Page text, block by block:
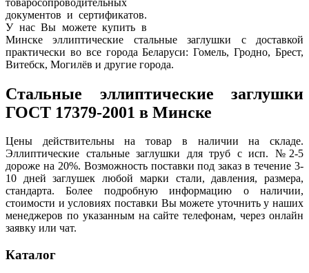
документов и сертификатов.
У нас Вы можете купить в
Минске эллиптические стальные заглушки с доставкой
практически во все города Беларуси: Гомель, Гродно, Брест,
Витебск, Могилёв и другие города.
Стальные эллиптические заглушки
ГОСТ 17379-2001 в Минске
Цены действительны на товар в наличии на складе.
Эллиптические стальные заглушки для труб с исп. №2-5
дороже на 20%. Возможность поставки под заказ в течение 3-
10 дней заглушек любой марки стали, давления, размера,
стандарта. Более подробную информацию о наличии,
стоимости и условиях поставки Вы можете уточнить у наших
менеджеров по указанным на сайте телефонам, через онлайн
заявку или чат.
Каталог